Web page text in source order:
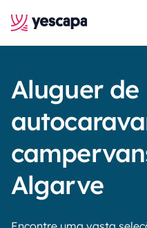
Aluguer de
Algarve